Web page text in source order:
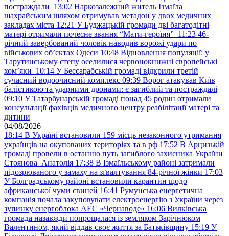
постраждали 13:02 Наркозалежний житель Ізмаїла
шахрайським шляхом отримував метадон у двох медичних
закладах міста 12:21 У Буджацькій громади дві багатодітні
матері отримали почесне звання “Мати-героїня” 11:23 46-
річний завербований чоловік наводив ворожі удари по
військових обʼєктах Одеси 10:48 Відновлення популяції: у
Тарутинському степу оселилися червонокнижні європейські
хом’яки 10:14 У Бессарабській громаді відкрили третій
сучасний водоочисний комплекс 09:39 Ворог атакував Київ
балістикою та ударними дронами: є загиблий та постраждалі
09:10 У Татарбунарській громаді понад 45 родин отримали
консультації фахівців медичного центру реабілітації матері та
дитини
04/08/2026
18:14 В Україні встановили 159 місць незаконного утримання
українців на окупованих територіях та в рф 17:52 В Арцизькій
громаді провели в останню путь загиблого захисника України
Стоянова Анатолія 17:38 В Ізмаїльському районі затримали
підозрюваного у замаху на зґвалтування 84-річної жінки 17:03
У Болградському районі встановили карантин щодо
африканської чуми свиней 16:41 Румунська енергетична
компанія почала закуповувати електроенергію з України через
зупинку енергоблока АЕС «Чернаводе» 16:06 Вилківська
громада назавжди попрощалася із земляком Зарічнюком
Валентином, який віддав своє життя за Батьківщину 15:19 У